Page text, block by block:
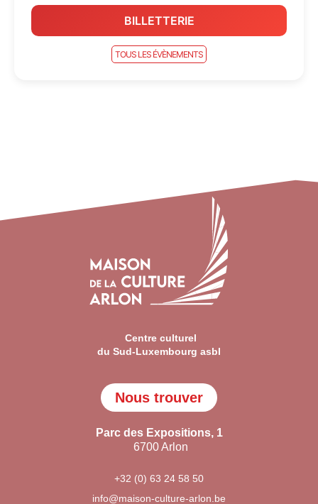
BILLETTERIE
TOUS LES ÉVÈNEMENTS
Centre culturel
du Sud-Luxembourg asbl
Nous trouver
Parc des Expositions, 1
6700 Arlon
+32 (0) 63 24 58 50
info@maison-culture-arlon.be